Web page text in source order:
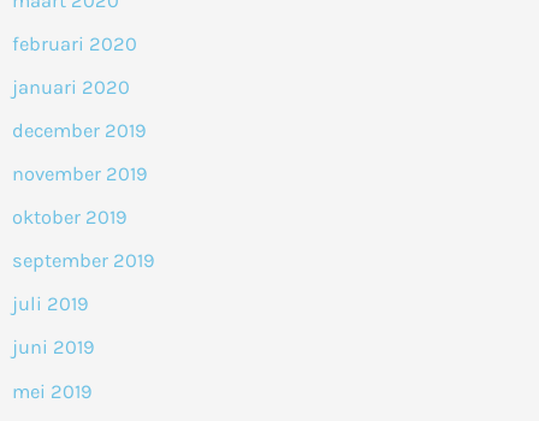
februari 2020
januari 2020
december 2019
november 2019
oktober 2019
september 2019
juli 2019
juni 2019
mei 2019